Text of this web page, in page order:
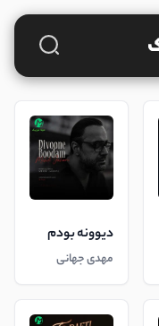
دیوونه بودم
مهدی جهانی